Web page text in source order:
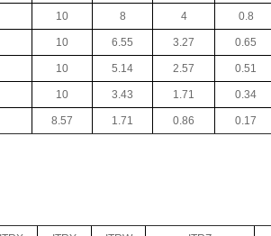
10 8 4 0.8
10 6.55 3.27 0.65
10 5.14 2.57 0.51
10 3.43 1.71 0.34
8.57 1.71 0.86 0.17